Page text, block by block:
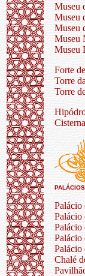
Museu
Museu
Museu
Museu
Museu
Forte
Torre
Torre
PALÁCIOS
Palácio
Palácio
Palácio
Palácio
Palácio
Chalé